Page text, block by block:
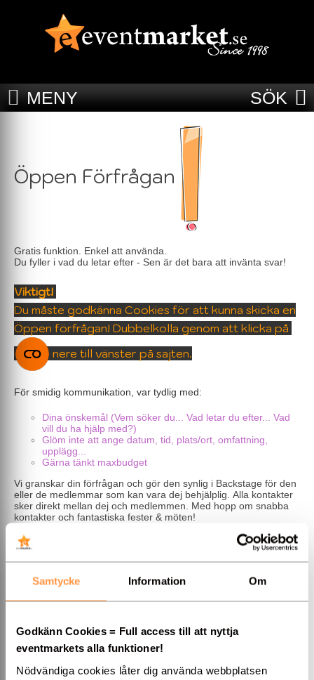
Samtycke Information Om
Godkänn Cookies = Full access till att nyttja
eventmarkets alla funktioner!
Nödvändiga cookies låter dig använda webbplatsen
MENY SÖK
Öppen Förfrågan
Gratis funktion. Enkel att använda.
Du fyller i vad du letar efter - Sen är det bara att invänta svar!
Viktigt!
Du måste godkänna Cookies för att kunna skicka en
Öppen förfrågan! Dubbelkolla genom att klicka på
nere till vänster på sajten.
För smidig kommunikation, var tydlig med:
Dina önskemål (Vem söker du... Vad letar du efter... Vad
vill du ha hjälp med?)
Glöm inte att ange datum, tid, plats/ort, omfattning,
upplägg...
Gärna tänkt maxbudget
Vi granskar din förfrågan och gör den synlig i Backstage för den
eller de medlemmar som kan vara dej behjälplig. Alla kontakter
sker direkt mellan dej och medlemmen. Med hopp om snabba
kontakter och fantastiska fester & möten!
-------------------------------------------
Har du frågor om medlemskap eller annat? » Kontakta Jennie
på Eventmarket
Har du frågor om fakturor? » Kontakta Johnny på Eventmarket
-------------------------------------------
*För- & efternamn